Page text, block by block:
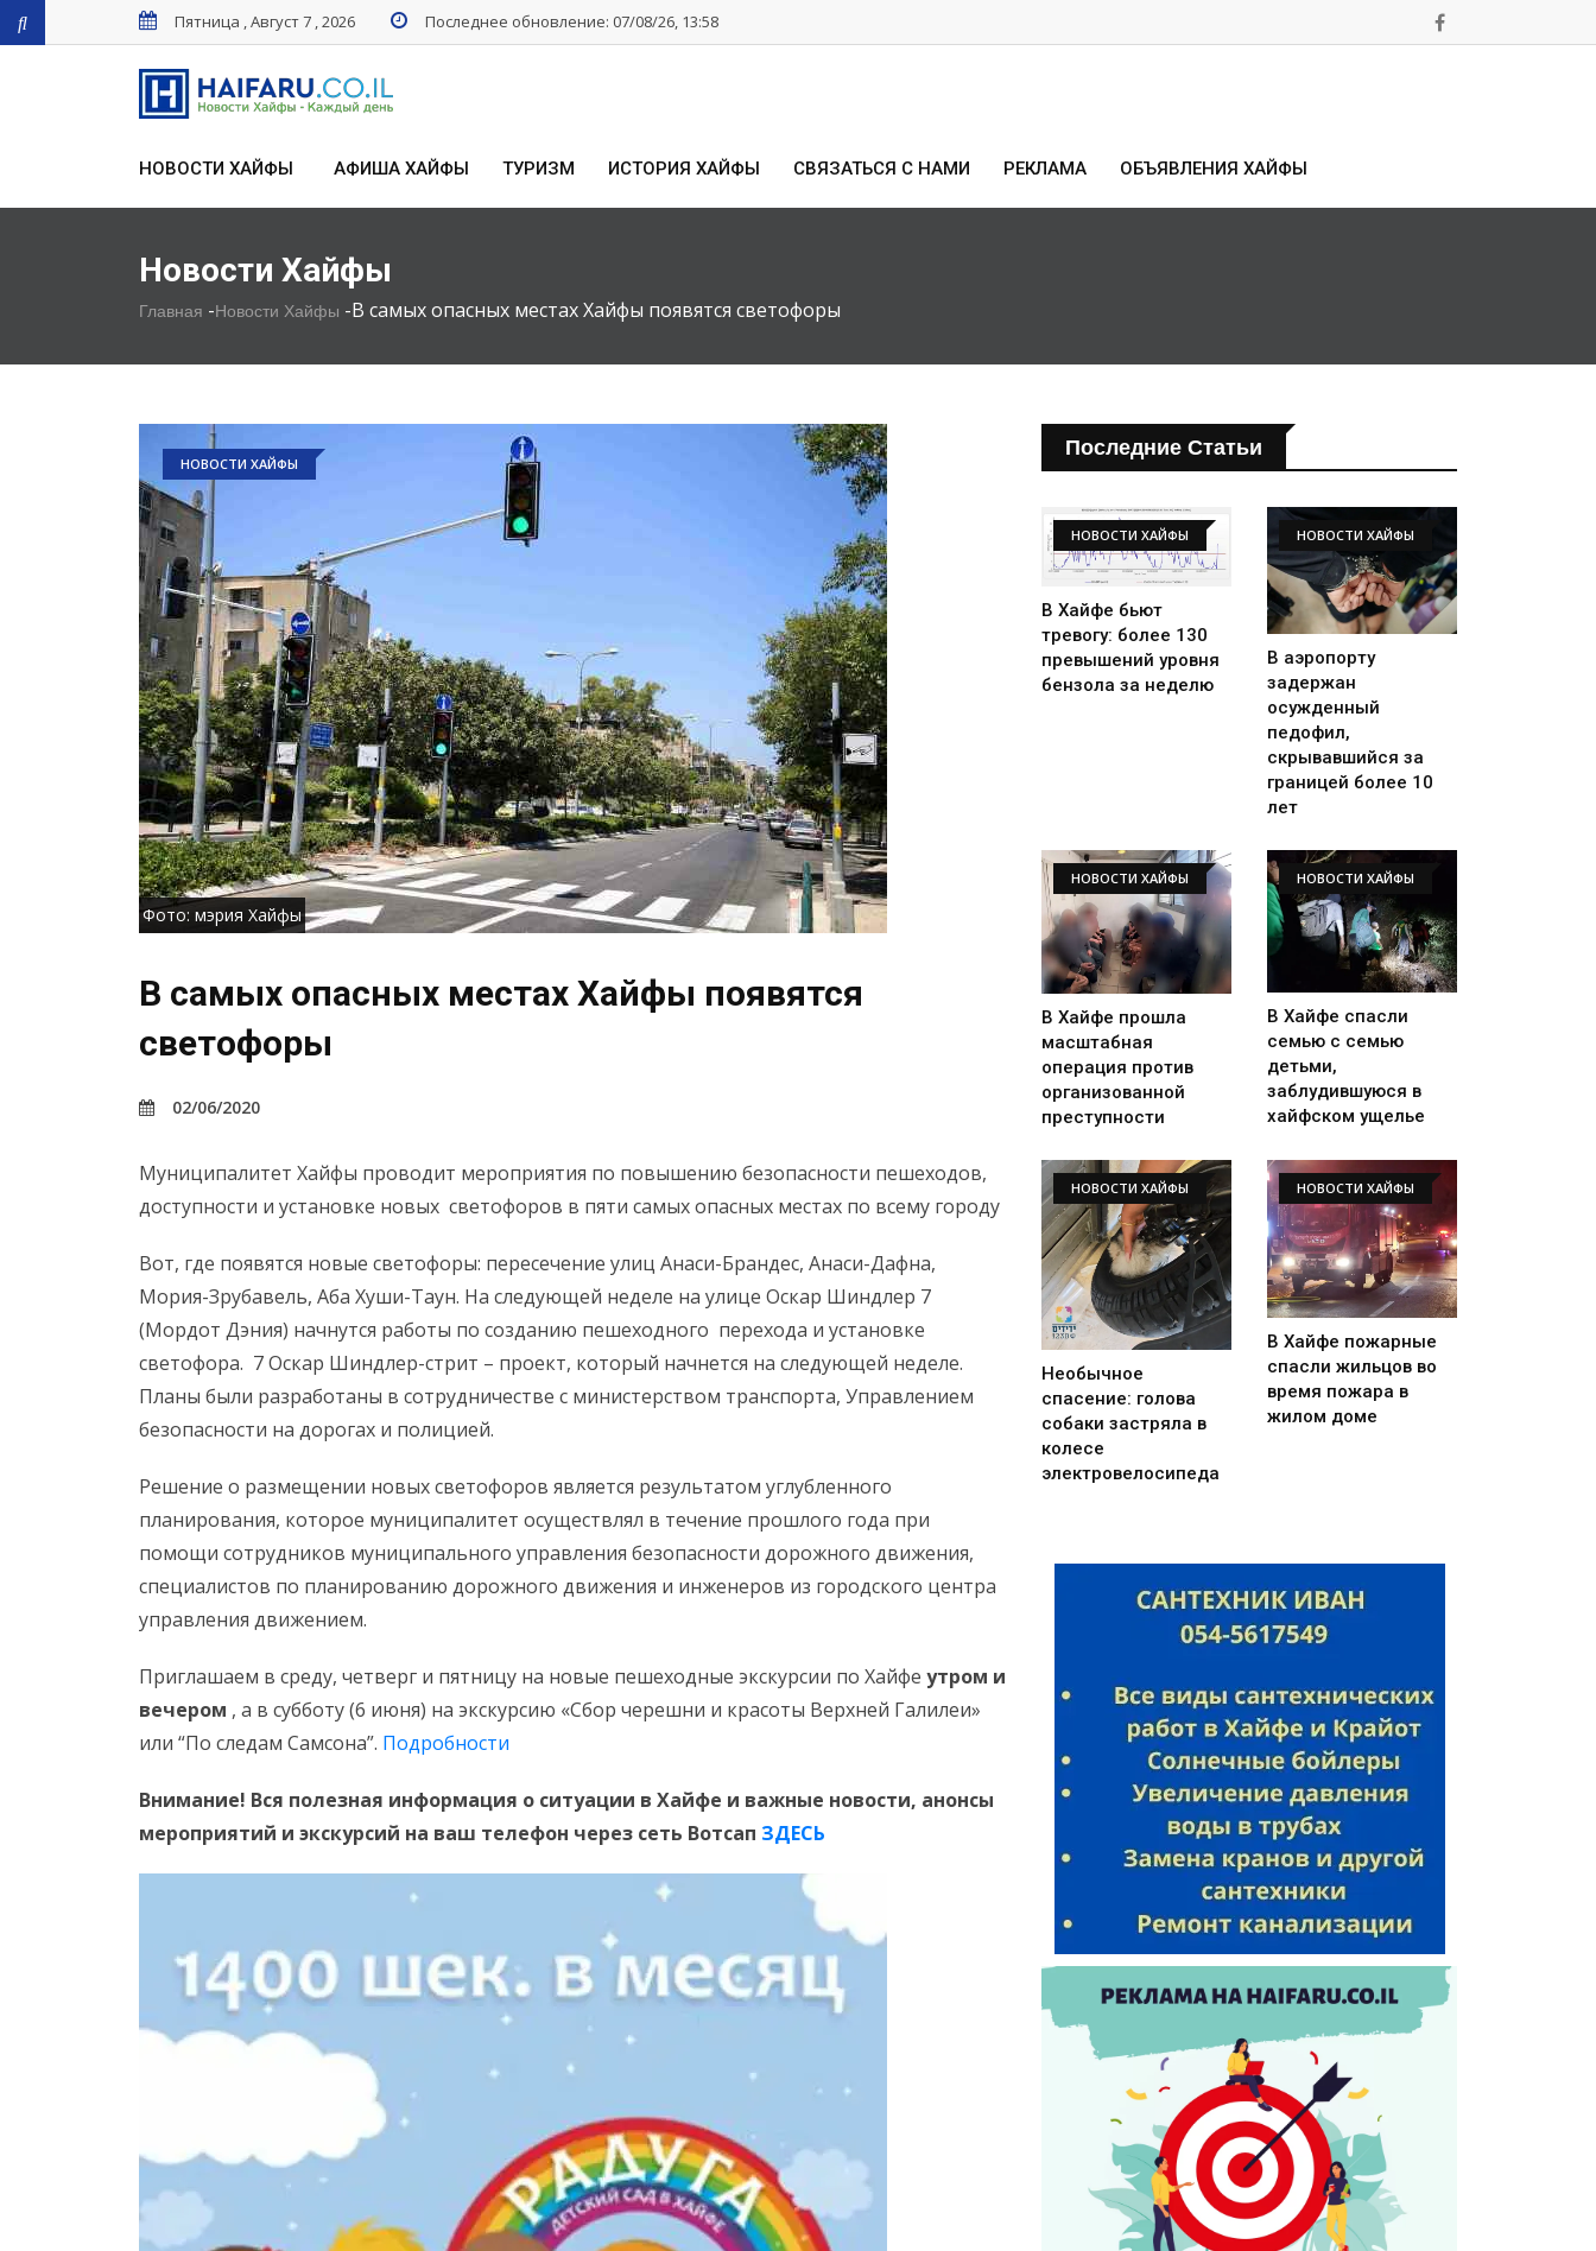
Пятница , Август 7 , 2026 Последнее обновление: 07/08/26, 13:58
НОВОСТИ ХАЙФЫ АФИША ХАЙФЫ ТУРИЗМ ИСТОРИЯ ХАЙФЫ СВЯЗАТЬСЯ С НАМИ РЕКЛАМА ОБЪЯВЛЕНИЯ ХАЙФЫ
Новости Хайфы
Главная -Новости Хайфы -В самых опасных местах Хайфы появятся светофоры
НОВОСТИ ХАЙФЫ
Фото: мэрия Хайфы
В самых опасных местах Хайфы появятся
светофоры
02/06/2020
Муниципалитет Хайфы проводит мероприятия по повышению безопасности пешеходов,
доступности и установке новых светофоров в пяти самых опасных местах по всему городу
Вот, где появятся новые светофоры: пересечение улиц Анаси-Брандес, Анаси-Дафна,
Мория-Зрубавель, Аба Хуши-Таун. На следующей неделе на улице Оскар Шиндлер 7
(Мордот Дэния) начнутся работы по созданию пешеходного перехода и установке
светофора. 7 Оскар Шиндлер-стрит – проект, который начнется на следующей неделе.
Планы были разработаны в сотрудничестве с министерством транспорта, Управлением
безопасности на дорогах и полицией.
Решение о размещении новых светофоров является результатом углубленного
планирования, которое муниципалитет осуществлял в течение прошлого года при
помощи сотрудников муниципального управления безопасности дорожного движения,
специалистов по планированию дорожного движения и инженеров из городского центра
управления движением.
Приглашаем в среду, четверг и пятницу на новые пешеходные экскурсии по Хайфе утром и
вечером , а в субботу (6 июня) на экскурсию «Сбор черешни и красоты Верхней Галилеи»
или “По следам Самсона”. Подробности
Внимание! Вся полезная информация о ситуации в Хайфе и важные новости, анонсы
мероприятий и экскурсий на ваш телефон через сеть Вотсап ЗДЕСЬ
Последние Статьи
НОВОСТИ ХАЙФЫ
В Хайфе бьют
тревогу: более 130
превышений уровня
бензола за неделю
НОВОСТИ ХАЙФЫ
В аэропорту
задержан
осужденный
педофил,
скрывавшийся за
границей более 10
лет
НОВОСТИ ХАЙФЫ
В Хайфе прошла
масштабная
операция против
организованной
преступности
НОВОСТИ ХАЙФЫ
В Хайфе спасли
семью с семью
детьми,
заблудившуюся в
хайфском ущелье
НОВОСТИ ХАЙФЫ
Необычное
спасение: голова
собаки застряла в
колесе
электровелосипеда
НОВОСТИ ХАЙФЫ
В Хайфе пожарные
спасли жильцов во
время пожара в
жилом доме